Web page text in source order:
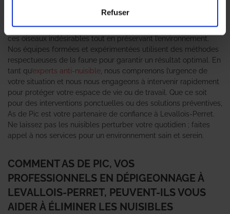
Refuser
problème. Grâce à notre expertise en gestion des nuisibles,
nous mettons en œuvre des techniques adaptées pour éliminer
ces oiseaux indésirables tout en préservant l’environnement.
Nos équipes formées et expérimentées utilisent des méthodes
respectueuses de la faune pour garantir un résultat optimal. En
tant qu’experts anti-nuisible , nous comprenons l’urgence de
votre situation et nous nous engageons à intervenir rapidement
pour protéger votre espace de vie ou de travail. Que ce soit
pour des interventions ponctuelles ou des solutions préventives,
As de Pic est votre partenaire de confiance à Levallois-Perret.
Ne laissez pas les nuisibles perturber votre quotidien ; faites
appel à nos services pour un environnement sain et serein.
COMMENT AS DE PIC, VOS
PROFESSIONNELS EN DÉPIGEONNAGE À
LEVALLOIS-PERRET, PEUVENT-ILS VOUS
AIDER À ÉLIMINER LES NUISIBLES